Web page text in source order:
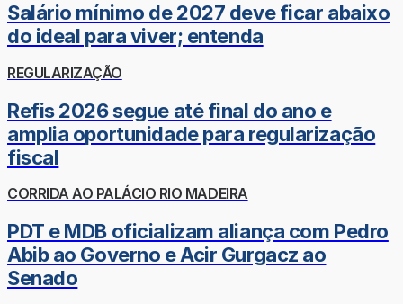
Salário mínimo de 2027 deve ficar abaixo
do ideal para viver; entenda
REGULARIZAÇÃO
Refis 2026 segue até final do ano e
amplia oportunidade para regularização
fiscal
CORRIDA AO PALÁCIO RIO MADEIRA
PDT e MDB oficializam aliança com Pedro
Abib ao Governo e Acir Gurgacz ao
Senado